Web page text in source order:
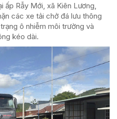
ấp Rẫy Mới, xã Kiên Lương,
các xe tải chở đá lưu thông
ô nhiễm môi trường và
kéo dài.